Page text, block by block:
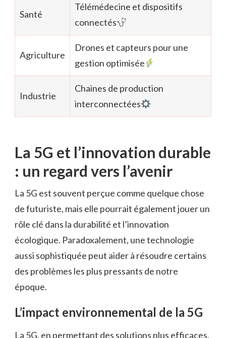
Santé
Télémédecine et dispositifs
connectés
Agriculture
Drones et capteurs pour une
gestion optimisée
Industrie
Chaines de production
interconnectées
La 5G et l’innovation durable
: un regard vers l’avenir
La 5G est souvent perçue comme quelque chose
de futuriste, mais elle pourrait également jouer un
rôle clé dans la durabilité et l’innovation
écologique. Paradoxalement, une technologie
aussi sophistiquée peut aider à résoudre certains
des problèmes les plus pressants de notre
époque.
L’impact environnemental de la 5G
La 5G, en permettant des solutions plus efficaces,